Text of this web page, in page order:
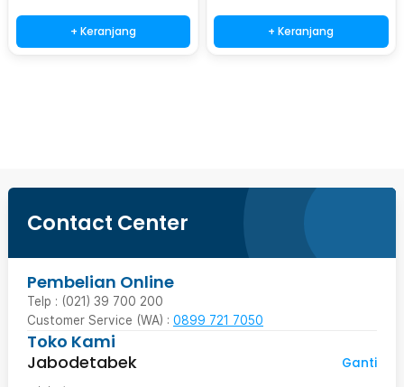
+ Keranjang + Keranjang
Contact Center
Pembelian Online
Telp : (021) 39 700 200
Customer Service (WA) : 0899 721 7050
Toko Kami
Jabodetabek
Ganti